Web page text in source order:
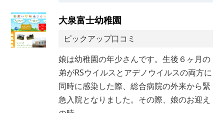
大泉富士幼稚園
ピックアップ口コミ
娘は幼稚園の年少さんです。生後６ヶ月の
弟がRSウイルスとアデノウイルスの両方に
同時に感染した際、総合病院の外来から緊
急入院となりました。その際、娘のお迎え